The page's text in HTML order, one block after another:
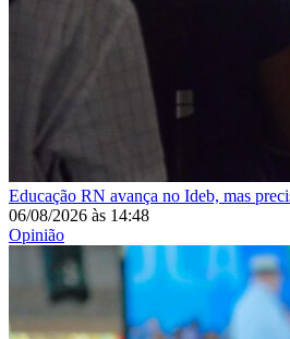
Educação RN avança no Ideb, mas
06/08/2026 às 14:48
Opinião